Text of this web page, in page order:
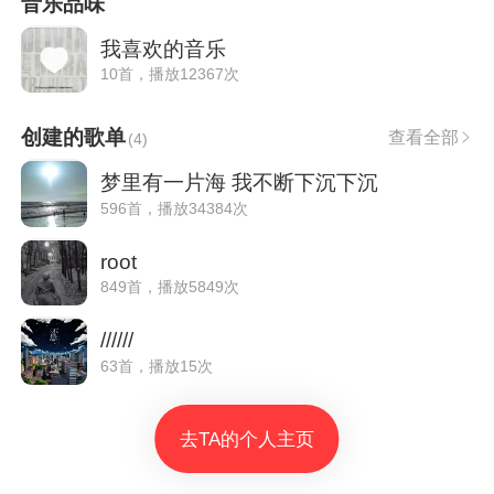
我喜欢的音乐
10首，播放12367次
创建的歌单(4) 查看全部
梦里有一片海 我不断下沉下沉
596首，播放34384次
root
849首，播放5849次
//////
63首，播放15次
去TA的个人主页